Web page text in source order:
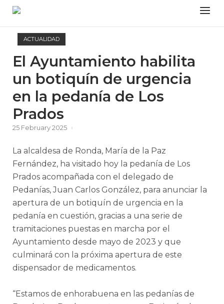
Skip
content
Menu
ACTUALIDAD
El Ayuntamiento habilita
un botiquín de urgencia
en la pedanía de Los
Prados
25 February 2025
La alcaldesa de Ronda, María de la Paz
Fernández, ha visitado hoy la pedanía de Los
Prados acompañada con el delegado de
Pedanías, Juan Carlos González, para anunciar la
apertura de un botiquín de urgencia en la
pedanía en cuestión, gracias a una serie de
tramitaciones puestas en marcha por el
Ayuntamiento desde mayo de 2023 y que
culminará con la próxima apertura de este
dispensador de medicamentos.
“Estamos de enhorabuena en las pedanías de